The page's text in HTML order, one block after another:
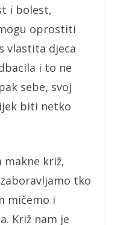
i bolest,
oprostiti
vlastita djeca
i to ne
sebe, svoj
biti netko
makne križ,
tko
mičemo i
Križ nam je